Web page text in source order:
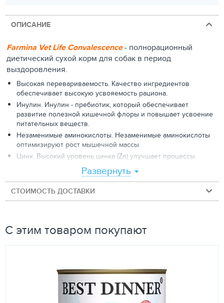
ОПИСАНИЕ
Farmina Vet Life Convalescence- полнорационный
диетический сухой корм для собак в период
выздоровления.
Высокая перевариваемость. Качество ингредиентов
обеспечивает высокую усвояемость рациона.
Инулин. Инулин - пребиотик, который обеспечивает
развитие полезной кишечной флоры и повышает усвоение
питательных веществ.
Незаменимые аминокислоты. Незаменимые аминокислоты
оптимизируют рост мышечной массы.
Цинк. Высокий уровень цинка (Zn) улучшает процессы
Зеленый чай. Зеленый чай - мощный антиоксидант,
защищает клетки от повреждений, вызванных свободными
радикалами.
Инградиенты:
дегидратированное куриное мясо, рис, животные жиры,
сахарной свеклы, льняное семя, рыбий жир, гидролизат
белков животного происхождения, растительное масло,
волокна гороха, инулин (0,6%), хлорид калия, карбонат
кальция, сухие пивные дрожжи, монодикальция фосфат,
Развернуть
СТОИМОСТЬ ДОСТАВКИ
С этим товаром покупают